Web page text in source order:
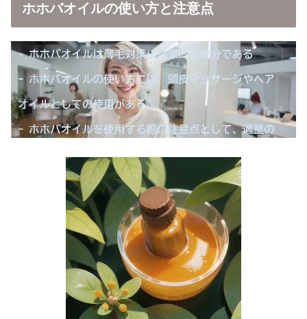
ホホバオイルの使い方と注意点